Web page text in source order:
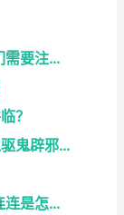
传统民俗：来月经搬家风水,女性朋友们需要注意了
？
传统民俗：除了驱鬼咒语还有哪些可以驱鬼辟邪的方法？...
传统民俗：晚上睡觉老是睡不着,噩梦连连是怎么回事